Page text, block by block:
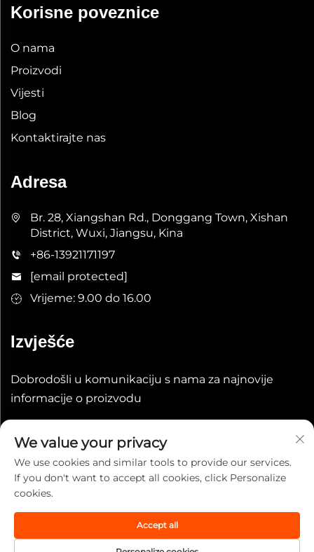
Korisne poveznice
O nama
Proizvodi
Vijesti
Blog
Kontaktirajte nas
Adresa
Br. 28, Xiangshan Rd., Donggang Town, Xishan
District, Wuxi, Jiangsu, Kina
+86-13921171197
[email protected]
Vrijeme: 9.00 do 16.00
Izvješće
Dobrodošli u komunikaciju s nama za najnovije
informacije o proizvodu
Autorska prava © 2025 China Wuxi Leeqian Int'l Co., Ltd. Sva
We value your privacy
We use cookies and similar tools to provide our services.
If you don't want to accept all cookies, click Personalize
cookies.
Accept all